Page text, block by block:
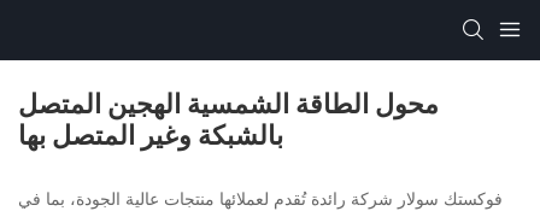
محول الطاقة الشمسية الهجين المتصل
بالشبكة وغير المتصل بها
فوكستك سولار شركة رائدة تُقدم لعملائها منتجات عالية الجودة، بما في